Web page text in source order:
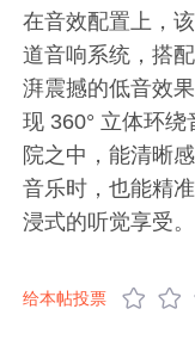
在音效配置上，
道音响系统，搭
湃震撼的低音效
现 360° 立体环
院之中，能清晰
音乐时，也能精
浸式的听觉享受。
给本帖投票